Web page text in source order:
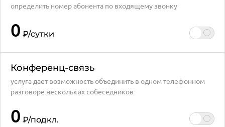
определить номер абонента по входящему звонку
0 ₽/сутки
Конференц-связь
услуга дает возможность объединить в одном телефонном
разговоре нескольких собеседников
0 ₽/подкл.